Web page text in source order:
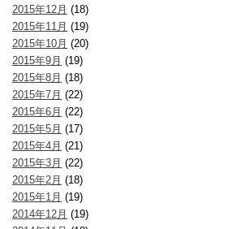
2015年12月 (18)
2015年11月 (19)
2015年10月 (20)
2015年9月 (19)
2015年8月 (18)
2015年7月 (22)
2015年6月 (22)
2015年5月 (17)
2015年4月 (21)
2015年3月 (22)
2015年2月 (18)
2015年1月 (19)
2014年12月 (19)